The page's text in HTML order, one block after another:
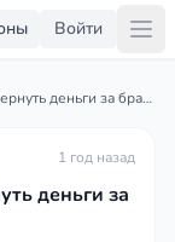
Войти
Продавец отказывается вернуть деньги за бракованный мат
1 год назад
деньги за